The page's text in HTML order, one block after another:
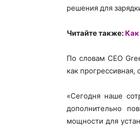
решения для
Читайте также:
По словам CEO
как
«Сегодня наше
дополнительно
мощности для